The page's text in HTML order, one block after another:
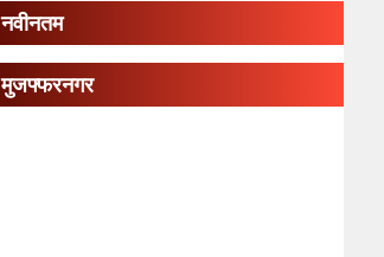
नवीनतम
मुजफ्फरनगर